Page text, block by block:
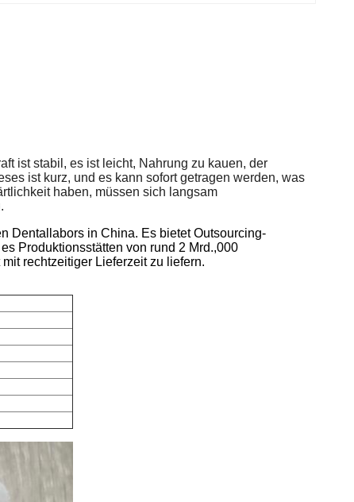
ist stabil, es ist leicht, Nahrung zu kauen, der
ist kurz, und es kann sofort getragen werden, was
haben, müssen sich langsam
Dentallabors in China. Es bietet Outsourcing-
Produktionsstätten von rund 2 Mrd.,000
rechtzeitiger Lieferzeit zu liefern.